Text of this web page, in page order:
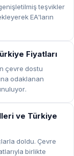
teşvikler
EA'ların
Fiyatları
çevre dostu
odaklanan
ve Türkiye
doldu. Çevre
birlikte